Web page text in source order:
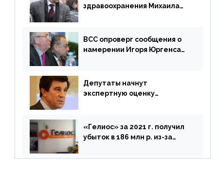
здравоохранения Михаила
ВСС опроверг сообщения о
намерении Игоря Юргенса
Депутаты начнут
экспертную оценку
«Гелиос» за 2021 г. получил
убыток в 186 млн р. из-за
реализации недвижимости